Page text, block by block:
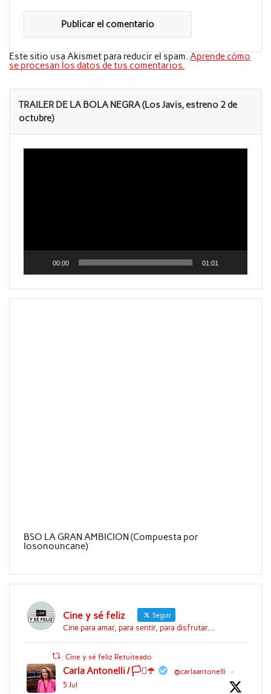
Este sitio usa Akismet para reducir el spam.Aprende cómo
se procesan los datos de tus comentarios.
TRAILER DE LA BOLA NEGRA (Los Javis, estreno 2 de
octubre)
Reproductor
00:00 01:01
BSO LA GRAN AMBICION (Compuesta por
Iosonouncane)
Cine y sé feliz Seguir
Cine para amar, para sentir, para disfrutar...
Cine y sé feliz Retuiteado
Carla Antonelli / 🏳️‍⚧️☂️ @carlaantonelli
·
5 Jul